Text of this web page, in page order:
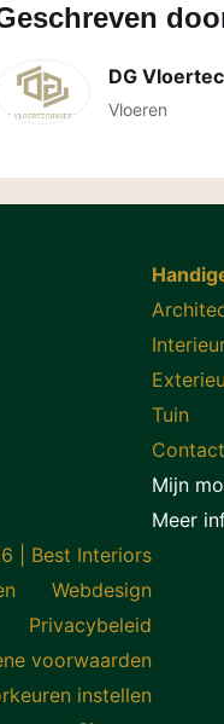
DG
Vloeren
Tuin
Contact
Mijn
Meer
| Best Interiors
Webdesign
Privacybeleid
voorwaarden
instellen